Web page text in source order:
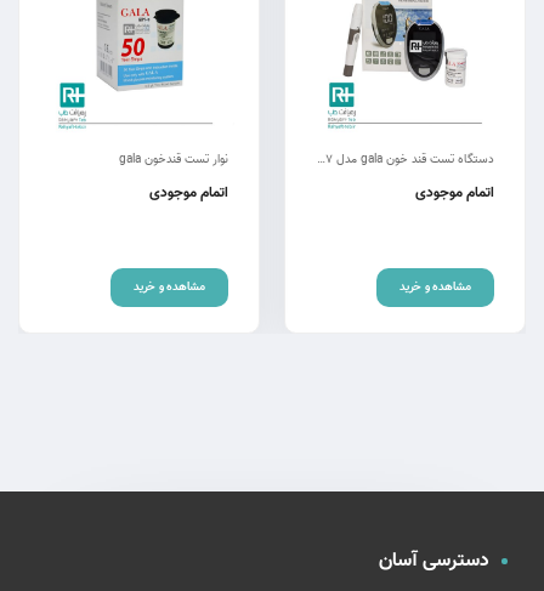
دستگاه تست قند خون gala مدل TD4277
اتمام موجودی
مشاهده و خرید
نوار تست قندخون gala
اتمام موجودی
مشاهده و خرید
دسترسی آسان